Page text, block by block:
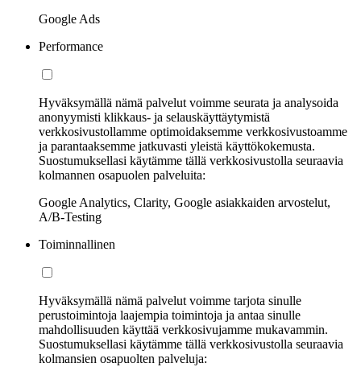
Google Ads
Performance
Hyväksymällä nämä palvelut voimme seurata ja analysoida
anonyymisti klikkaus- ja selauskäyttäytymistä
verkkosivustollamme optimoidaksemme verkkosivustoamme
ja parantaaksemme jatkuvasti yleistä käyttökokemusta.
Suostumuksellasi käytämme tällä verkkosivustolla seuraavia
kolmannen osapuolen palveluita:
Google Analytics, Clarity, Google asiakkaiden arvostelut,
A/B-Testing
Toiminnallinen
Hyväksymällä nämä palvelut voimme tarjota sinulle
perustoimintoja laajempia toimintoja ja antaa sinulle
mahdollisuuden käyttää verkkosivujamme mukavammin.
Suostumuksellasi käytämme tällä verkkosivustolla seuraavia
kolmansien osapuolten palveluja: